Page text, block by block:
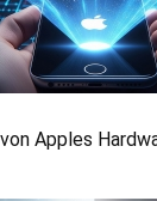
Apples